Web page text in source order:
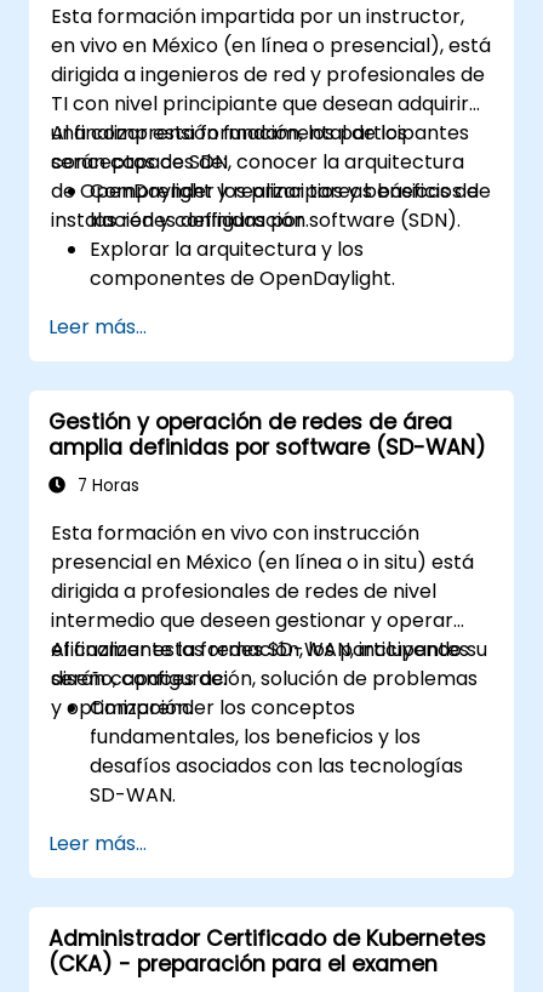
Esta formación impartida por un instructor,
en vivo en México (en línea o presencial), está
dirigida a ingenieros de red y profesionales de
TI con nivel principiante que desean adquirir
una comprensión fundamental de los
conceptos de SDN, conocer la arquitectura
de OpenDaylight y realizar tareas básicas de
instalación y configuración.
Al finalizar esta formación, los participantes
serán capaces de:
Comprender los principios y beneficios de
las redes definidas por software (SDN).
Explorar la arquitectura y los
componentes de OpenDaylight.
sistema Linux.
Integrar OpenDaylight con dispositivos de
red.
Ejecutar operaciones y comandos
básicos de OpenDaylight.
Leer más...
Gestión y operación de redes de área
amplia definidas por software (SD-WAN)
7 Horas
Esta formación en vivo con instrucción
presencial en México (en línea o in situ) está
dirigida a profesionales de redes de nivel
intermedio que deseen gestionar y operar
eficazmente las redes SD-WAN, incluyendo su
diseño, configuración, solución de problemas
y optimización.
Al finalizar esta formación, los participantes
serán capaces de:
Comprender los conceptos
fundamentales, los beneficios y los
desafíos asociados con las tecnologías
SD-WAN.
adaptada a las necesidades
organizacionales e implementar
soluciones SD-WAN de manera efectiva.
Implementar y gestionar las
características de seguridad dentro de
Leer más...
Administrador Certificado de Kubernetes
(CKA) - preparación para el examen